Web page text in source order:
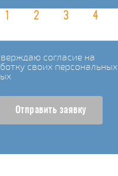
согласие на
своих персональных
Отправить заявку